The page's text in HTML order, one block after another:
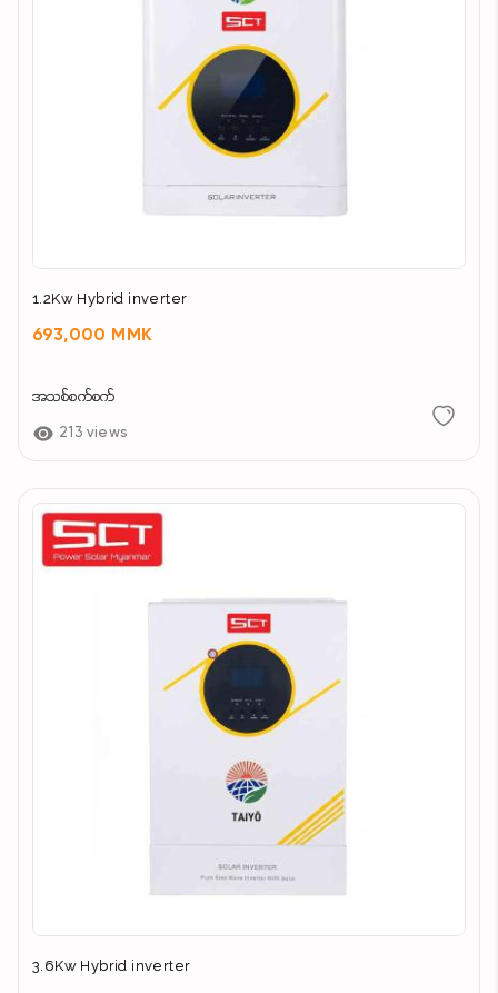
1.2Kw Hybrid inverter
693,000 MMK
အသစ်စက်စက်
213 views
3.6Kw Hybrid inverter